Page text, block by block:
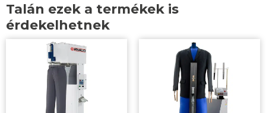
Talán ezek a termékek is
érdekelhetnek